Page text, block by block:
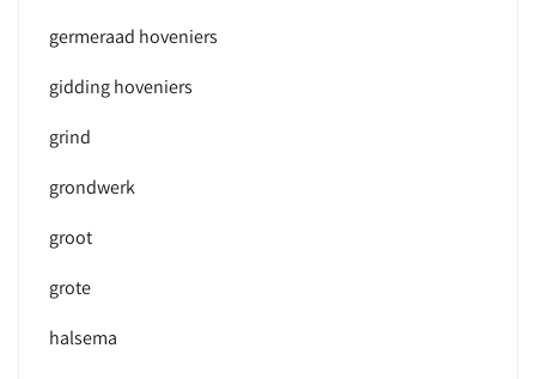
germeraad hoveniers
gidding hoveniers
grind
grondwerk
groot
grote
halsema